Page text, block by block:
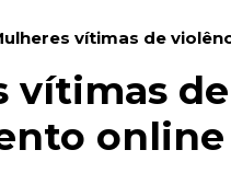
vítimas de
vítimas